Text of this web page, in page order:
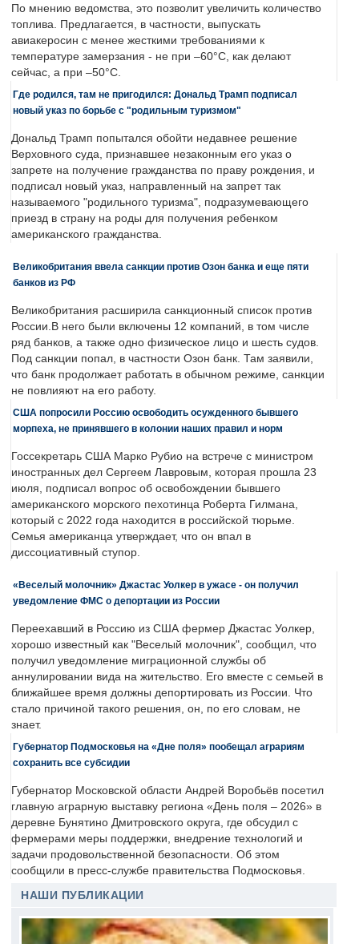
По мнению ведомства, это позволит увеличить количество
топлива. Предлагается, в частности, выпускать
авиакеросин с менее жесткими требованиями к
температуре замерзания - не при –60°C, как делают
сейчас, а при –50°C.
Где родился, там не пригодился: Дональд Трамп подписал
новый указ по борьбе с "родильным туризмом"
Дональд Трамп попытался обойти недавнее решение
Верховного суда, признавшее незаконным его указ о
запрете на получение гражданства по праву рождения, и
подписал новый указ, направленный на запрет так
называемого "родильного туризма", подразумевающего
приезд в страну на роды для получения ребенком
американского гражданства.
Великобритания ввела санкции против Озон банка и еще пяти
банков из РФ
Великобритания расширила санкционный список против
России.В него были включены 12 компаний, в том числе
ряд банков, а также одно физическое лицо и шесть судов.
Под санкции попал, в частности Озон банк. Там заявили,
что банк продолжает работать в обычном режиме, санкции
не повлияют на его работу.
США попросили Россию освободить осужденного бывшего
морпеха, не принявшего в колонии наших правил и норм
Госсекретарь США Марко Рубио на встрече с министром
иностранных дел Сергеем Лавровым, которая прошла 23
июля, подписал вопрос об освобождении бывшего
американского морского пехотинца Роберта Гилмана,
который с 2022 года находится в российской тюрьме.
Семья американца утверждает, что он впал в
диссоциативный ступор.
«Веселый молочник» Джастас Уолкер в ужасе - он получил
уведомление ФМС о депортации из России
Переехавший в Россию из США фермер Джастас Уолкер,
хорошо известный как "Веселый молочник", сообщил, что
получил уведомление миграционной службы об
аннулировании вида на жительство. Его вместе с семьей в
ближайшее время должны депортировать из России. Что
стало причиной такого решения, он, по его словам, не
знает.
Губернатор Подмосковья на «Дне поля» пообещал аграриям
сохранить все субсидии
Губернатор Московской области Андрей Воробьёв посетил
главную аграрную выставку региона «День поля – 2026» в
деревне Бунятино Дмитровского округа, где обсудил с
фермерами меры поддержки, внедрение технологий и
задачи продовольственной безопасности. Об этом
сообщили в пресс-службе правительства Подмосковья.
НАШИ ПУБЛИКАЦИИ